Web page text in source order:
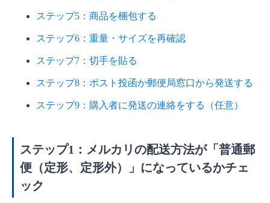
補償がない
ポスト投函の場合は取集時間に注意
よくある質問【FAQ】
メルカリで定形郵便・定形外郵便を使うと住
定形外郵便の商品がポストに入らない場合、
どうすればいいですか？
メルカリで定形郵便を上手に活用して商品を配送
ステップ5：商品を梱包する
ステップ6：重量・サイズを再確認
ステップ7：切手を貼る
ステップ8：ポスト投函か郵便局窓口から発送する
ステップ9：購入者に発送の連絡をする（任意）
ステップ1：メルカリの配送方法が「普通郵
便（定形、定形外）」になっているかチェ
ック